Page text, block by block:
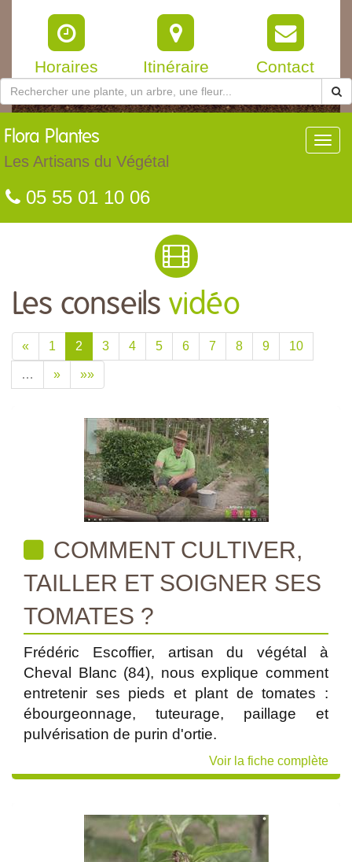
Horaires Itinéraire Contact
Flora Plantes
Les Artisans du Végétal
05 55 01 10 06
Les conseils vidéo
« 1 2 3 4 5 6 7 8 9 10
… » »»
COMMENT CULTIVER,
TAILLER ET SOIGNER SES
TOMATES ?
Frédéric Escoffier, artisan du végétal à
Cheval Blanc (84), nous explique comment
entretenir ses pieds et plant de tomates :
ébourgeonnage, tuteurage, paillage et
pulvérisation de purin d'ortie.
Voir la fiche complète